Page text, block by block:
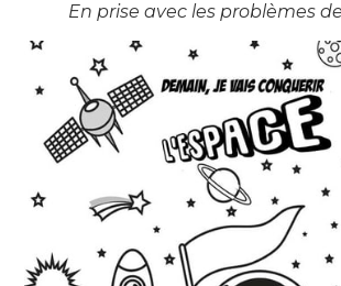
En prise avec les problèmes